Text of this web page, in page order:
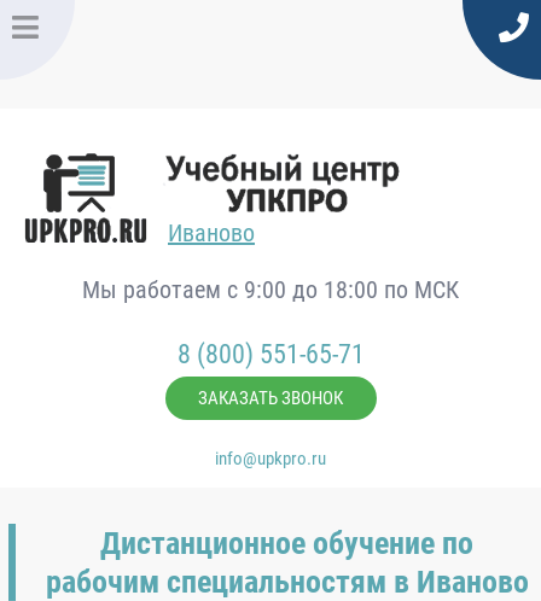
Иваново
Мы работаем с 9:00 до 18:00 по МСК
8 (800) 551-65-71
ЗАКАЗАТЬ ЗВОНОК
info@upkpro.ru
Дистанционное обучение по
рабочим специальностям в Иваново